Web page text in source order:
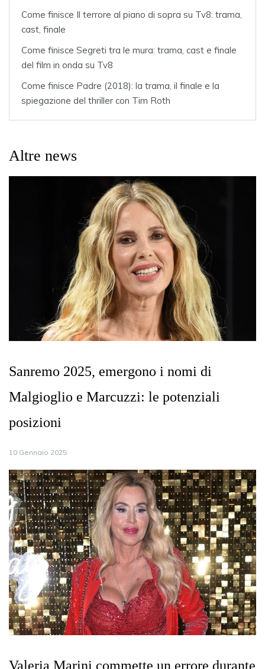
Come finisce Il terrore al piano di sopra su Tv8: trama,
cast, finale
Come finisce Segreti tra le mura: trama, cast e finale
del film in onda su Tv8
Come finisce Padre (2018): la trama, il finale e la
spiegazione del thriller con Tim Roth
Altre news
Sanremo 2025, emergono i nomi di
Malgioglio e Marcuzzi: le potenziali
posizioni
10 Gennaio 2025
Valeria Marini commette un errore durante